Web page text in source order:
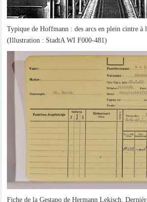
Typi­que de Hoff­mann : des arcs en plein cint­re à
(Illus­tra­ti­on : StadtA WI F000-481)
Fiche de la Gesta­po de Her­mann Lekisch.